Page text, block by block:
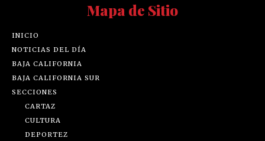
Mapa de Sitio
INICIO
NOTICIAS DEL DÍA
BAJA CALIFORNIA
BAJA CALIFORNIA SUR
SECCIONES
CARTAZ
CULTURA
DEPORTEZ